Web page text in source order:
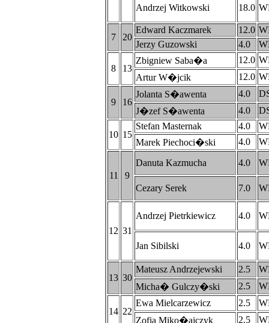
Andrzej Witkowski 18.0
7 20
Edward Kaczmarek 12.0
Jerzy Guzowski
4.0
8 13
Zbigniew Saba�a 12.0
Artur W�jcik
12.0
9 16
Jolanta S�awenta 4.0
J�zef S�awenta
4.0
10 15
Stefan Masternak 4.0
Marek Piechoci�ski
4.0
11 9
Danuta Kazmucha 4.0
Cezary Serek 7.0
12 31
Andrzej Pietrkiewicz 4.0
Jan Sibilski 4.0
13 30
Mateusz Andrzejewski 2.5
Micha� Gulczy�ski
2.5
14 22
Ewa Mielcarzewicz 2.5
Zofia Miko�ajczyk
2.5